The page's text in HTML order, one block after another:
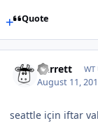
Quote
Garrett WT
August 11,
seattle için iftar